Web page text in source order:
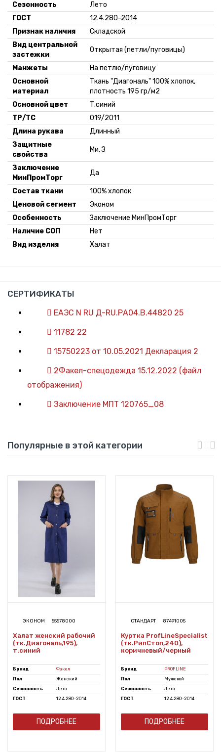
170-176,
56-58
55.56 руб.
*
199 шт.
Склад:
Минск-
Москва
- +
170-176,
60-62
243 шт.
Минск-
Москва
- +
170-176,
64-66
69.12 руб.
*
140 шт.
Склад:
Минск-
Москва
-
Сезонность
Лето
ГОСТ
12.4.280-2014
Признак наличия
Складской
Вид центральной
застежки
Открытая (петли/пуговицы)
Манжеты
На петлю/пуговицу
Основной
материал
Ткань "Диагональ" 100% хлопок,
плотность 195 гр/м2
Основной цвет
Т.синий
ТР/ТС
019/2011
Длина рукава
Длинный
Защитные
свойства
Ми, З
Заключение
МинПромТорг
Да
Состав ткани
100% хлопок
Ценовой сегмент
Эконом
Особенность
Заключение МинПромТорг
Наличие СОП
Нет
Вид изделия
Халат
СЕРТИФИКАТЫ
ЕАЭС N RU Д-RU.РА04.В.44820 25
11782 22
15750223 от 10.05.2021 Декларация 2
2Факел-спецодежда 15.12.2022 (файл
отображения)
Заключение МПТ 120765_08
Популярные в этой категории
ЭКОНОМ 55578000
Халат женский рабочий
(тк.Диагональ,195),
т.синий
Бренд
Факел
Пол
Женский
Сезонность
Лето
ГОСТ
12.4.280-2014
ПОДРОБНЕЕ
СТАНДАРТ 87491005
Куртка ProfLineSpecialist
(тк.РипСтоп,240),
коричневый/черный
Бренд
PROFLINE
Пол
Мужской
Сезонность
Лето
ГОСТ
12.4.280-2014
ПОДРОБНЕЕ